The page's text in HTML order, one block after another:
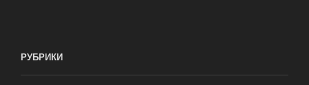
РУБРИКИ